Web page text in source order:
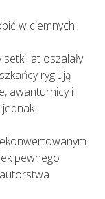
w ciemnych
lat oszalały
ryglują
awanturnicy i
pewnego